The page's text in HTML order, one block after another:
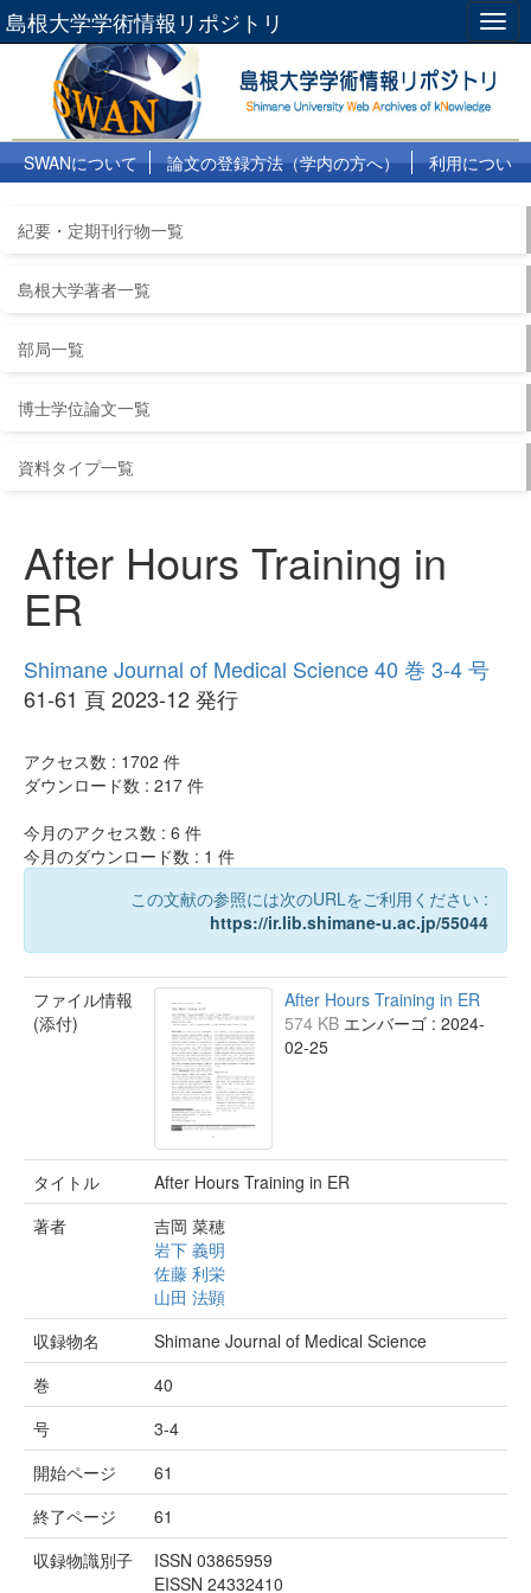
島根大学学術情報リポジトリ
SWANについて 論文の登録方法（学内の方へ）
利用につい
紀要・定期刊行物一覧
島根大学著者一覧
部局一覧
博士学位論文一覧
資料タイプ一覧
After Hours Training in
ER
Shimane Journal of Medical Science 40 巻 3-4 号
61-61 頁 2023-12 発行
アクセス数 : 1702 件
ダウンロード数 : 217 件
今月のアクセス数 : 6 件
今月のダウンロード数 : 1 件
この文献の参照には次のURLをご利用ください :
https://ir.lib.shimane-u.ac.jp/55044
ファイル情報
(添付)
After Hours Training in ER
574 KB エンバーゴ : 2024-
02-25
タイトル
After Hours Training in ER
著者
吉岡 菜穂
岩下 義明
佐藤 利栄
山田 法顕
収録物名
Shimane Journal of Medical Science
巻
40
号
3-4
開始ページ
61
終了ページ
61
収録物識別子
ISSN 03865959
EISSN 24332410